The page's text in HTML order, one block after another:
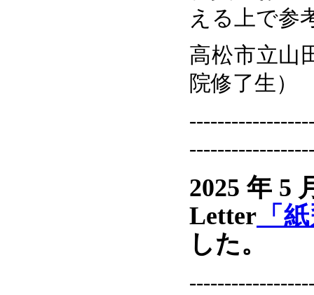
える上で参
高松市立
院修了生）
2025年5
Letter 「
した。